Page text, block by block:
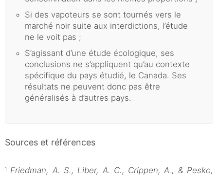
Si des vapoteurs se sont tournés vers le
marché noir suite aux interdictions, l’étude
ne le voit pas ;
S’agissant d’une étude écologique, ses
conclusions ne s’appliquent qu’au contexte
spécifique du pays étudié, le Canada. Ses
résultats ne peuvent donc pas être
généralisés à d’autres pays.
Sources et références
1
Friedman, A. S., Liber, A. C., Crippen, A., & Pesko,